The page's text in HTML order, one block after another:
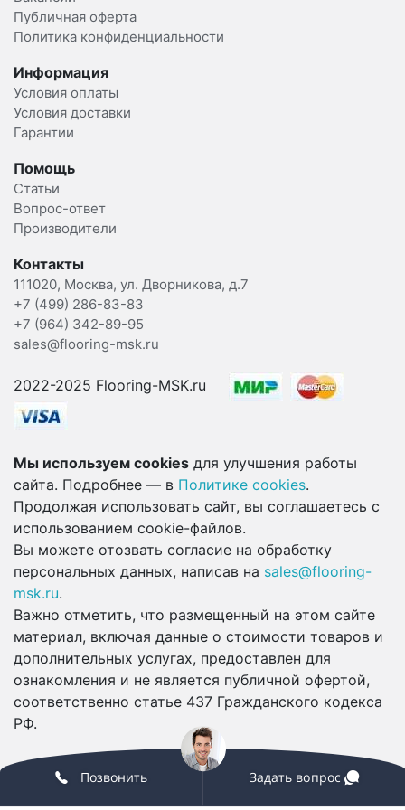
Публичная оферта
Политика конфиденциальности
Информация
Условия оплаты
Условия доставки
Гарантии
Помощь
Статьи
Вопрос-ответ
Производители
Контакты
111020, Москва, ул. Дворникова, д.7
+7 (499) 286-83-83
+7 (964) 342-89-95
sales@flooring-msk.ru
2022-2025 Flooring-MSK.ru
Мы используем cookies для улучшения работы
сайта. Подробнее — в Политике cookies.
Продолжая использовать сайт, вы соглашаетесь с
использованием cookie-файлов.
Вы можете отозвать согласие на обработку
персональных данных, написав на sales@flooring-
msk.ru.
Важно отметить, что размещенный на этом сайте
материал, включая данные о стоимости товаров и
дополнительных услугах, предоставлен для
ознакомления и не является публичной офертой,
соответственно статье 437 Гражданского кодекса
РФ.
Позвонить Задать вопрос